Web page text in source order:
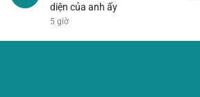
diện của anh ấy
5 giờ